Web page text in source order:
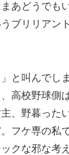
あどうでも
ブリリアン
と叫んでし
高校野球側
、野暮った
フケ専の私
な邪な考